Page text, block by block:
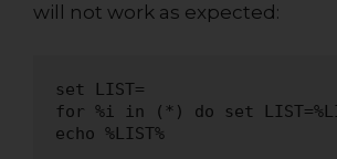
will not work as expected:
set LIST=
for %i in (*) do set
echo %LIST%